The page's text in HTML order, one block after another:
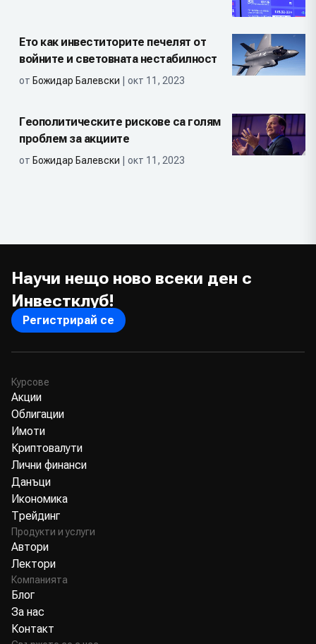
Ето как инвеститорите печелят от
войните и световната нестабилност
от Божидар Балевски | окт 11, 2023
Геополитическите рискове са голям
проблем за акциите
от Божидар Балевски | окт 11, 2023
Научи нещо ново всеки ден с
Инвестклуб!
Регистрирай се
Курсове
Акции
Облигации
Имоти
Криптовалути
Лични финанси
Данъци
Икономика
Трейдинг
Продукти и услуги
Автори
Лектори
Компанията
Блог
За нас
Контакт